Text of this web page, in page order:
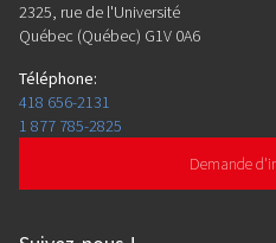
2325, rue de l'Université
Québec (Québec) G1V 0A6
Téléphone:
418 656-2131
1 877 785-2825
Demande